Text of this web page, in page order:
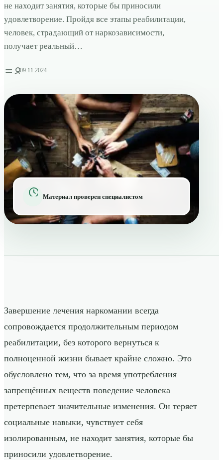
не находит занятия, которые бы приносили
удовлетворение. Пройдя все этапы реабилитации,
человек, страдающий от наркозависимости,
получает реальный…
09.11.2024
Материал проверен специалистом
Завершение лечения наркомании всегда
сопровождается продолжительным периодом
реабилитации, без которого вернуться к
полноценной жизни бывает крайне сложно. Это
обусловлено тем, что за время употребления
запрещённых веществ поведение человека
претерпевает значительные изменения. Он теряет
социальные навыки, чувствует себя
изолированным, не находит занятия, которые бы
приносили удовлетворение.